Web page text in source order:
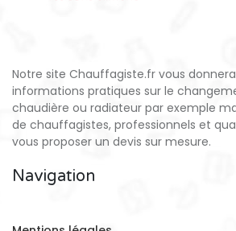
Notre site Chauffagiste.fr vous
informations pratiques sur le
chaudière ou radiateur par exemple
de chauffagistes, professionnels et
vous proposer un devis sur mesure.
Navigation